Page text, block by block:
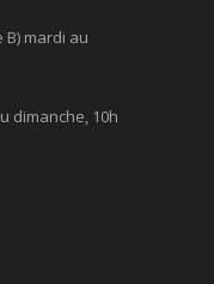
mardi au
dimanche, 10h